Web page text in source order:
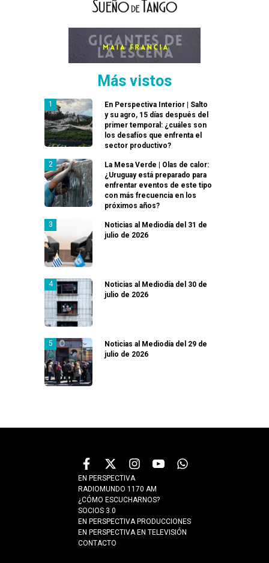
Más vistos
En Perspectiva Interior | Salto
y su agro, 15 días después del
primer temporal: ¿cuáles son
los desafíos que enfrenta el
sector productivo?
La Mesa Verde | Olas de calor:
¿Uruguay está preparado para
enfrentar eventos de este tipo
con más frecuencia en los
próximos años?
Noticias al Mediodía del 31 de
julio de 2026
Noticias al Mediodía del 30 de
julio de 2026
Noticias al Mediodía del 29 de
julio de 2026
EN PERSPECTIVA
RADIOMUNDO 1170 AM
¿CÓMO ESCUCHARNOS?
SOCIOS 3.0
EN PERSPECTIVA PRODUCCIONES
EN PERSPECTIVA EN TELEVISIÓN
CONTACTO